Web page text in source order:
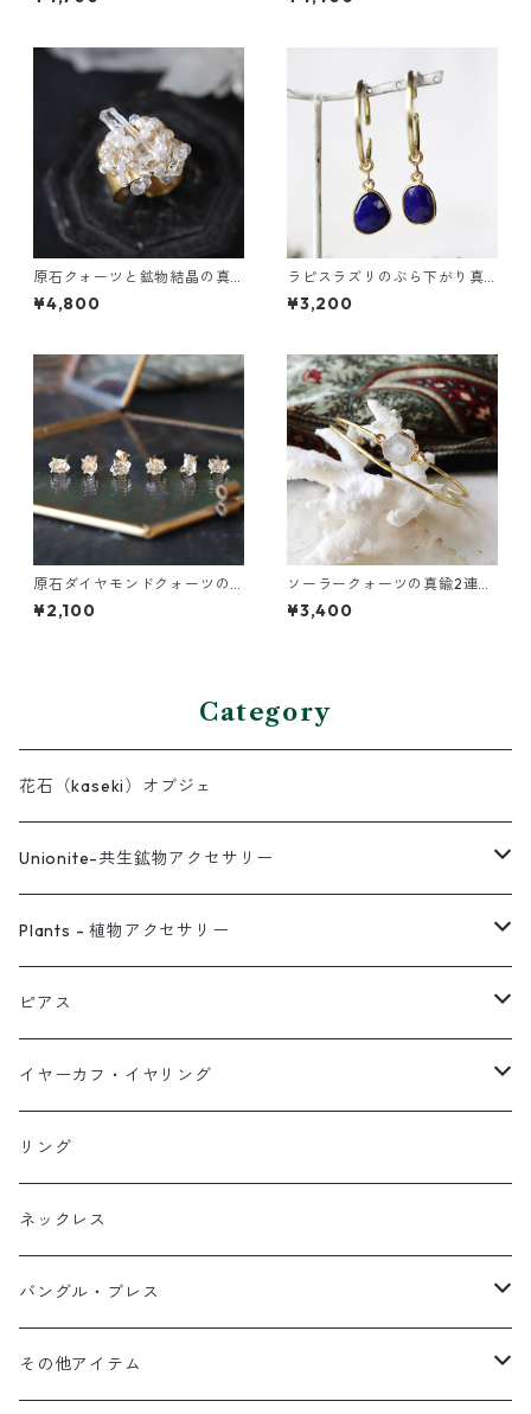
原石クォーツと鉱物結晶の真
鍮幅広イヤーカフ
¥4,800
ラピスラズリのぶら下がり真
鍮イヤーカフ
¥3,200
原石ダイヤモンドクォーツの
プチピアス（一粒/片方）
¥2,100
ソーラークォーツの真鍮2連バ
ングル
¥3,400
Category
花石（kaseki）オブジェ
Unionite-共生鉱物アクセサリー
ピアス
ネックレス
イヤーカフ
イヤリング
Plants - 植物アクセサリー
ピアス
ネックレス
リング
ブレス
オブジェ
イヤーカフ
ピアス
スタッド・一粒
フック・ぶら下がり
フープ
イヤーカフ・イヤリング
原石イヤーカフ
植物イヤーカフ
ぶら下がりイヤーカフ
2連イヤーカフ
リング
ネックレス
バングル・ブレス
ブレスレット
その他アイテム